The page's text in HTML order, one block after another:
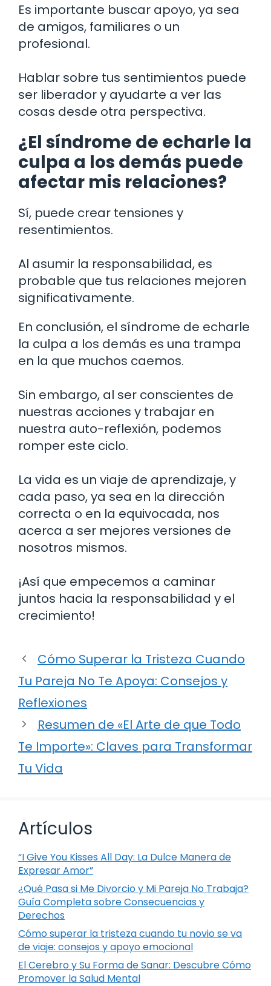
Es importante buscar apoyo, ya sea
de amigos, familiares o un
profesional.
Hablar sobre tus sentimientos puede
ser liberador y ayudarte a ver las
cosas desde otra perspectiva.
¿El síndrome de echarle la
culpa a los demás puede
afectar mis relaciones?
Sí, puede crear tensiones y
resentimientos.
Al asumir la responsabilidad, es
probable que tus relaciones mejoren
significativamente.
En conclusión, el síndrome de echarle
la culpa a los demás es una trampa
en la que muchos caemos.
Sin embargo, al ser conscientes de
nuestras acciones y trabajar en
nuestra auto-reflexión, podemos
romper este ciclo.
La vida es un viaje de aprendizaje, y
cada paso, ya sea en la dirección
correcta o en la equivocada, nos
acerca a ser mejores versiones de
nosotros mismos.
¡Así que empecemos a caminar
juntos hacia la responsabilidad y el
crecimiento!
Cómo Superar la Tristeza Cuando
Tu Pareja No Te Apoya: Consejos y
Reflexiones
Resumen de «El Arte de que Todo
Te Importe»: Claves para Transformar
Tu Vida
Artículos
“I Give You Kisses All Day: La Dulce Manera de
Expresar Amor”
¿Qué Pasa si Me Divorcio y Mi Pareja No Trabaja?
Guía Completa sobre Consecuencias y
Derechos
Cómo superar la tristeza cuando tu novio se va
de viaje: consejos y apoyo emocional
El Cerebro y Su Forma de Sanar: Descubre Cómo
Promover la Salud Mental